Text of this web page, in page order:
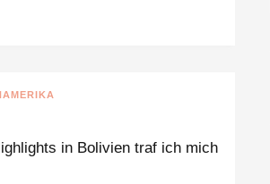
in Bolivien traf ich mich